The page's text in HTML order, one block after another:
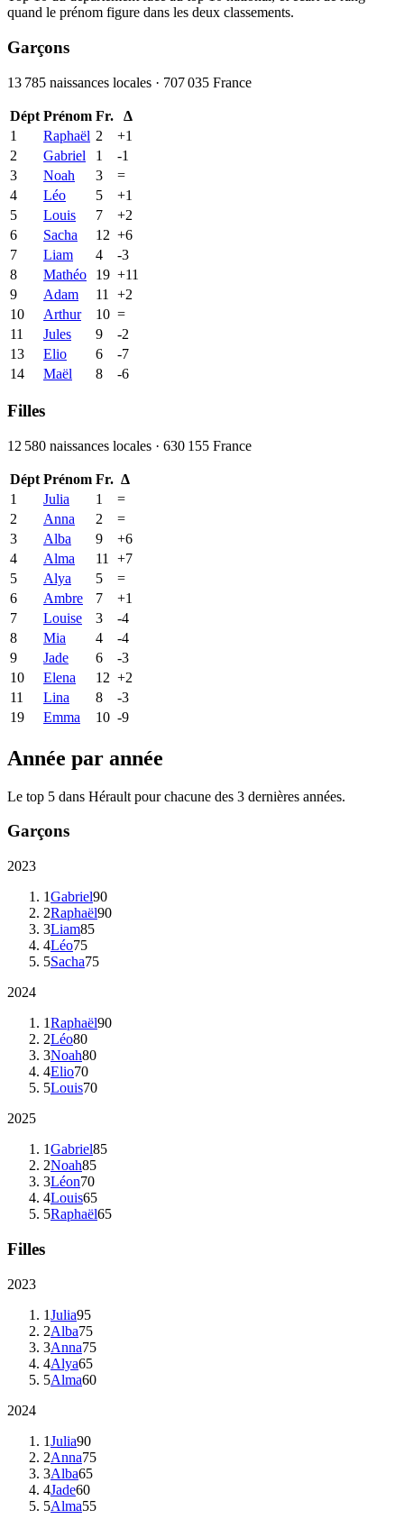
quand le prénom figure dans les deux classements.
Garçons
13 785 naissances locales · 707 035 France
Dépt Prénom Fr.
Δ
1
Raphaël 2 +1
2
Gabriel 1
-1
3
Noah 3
=
4
Léo 5 +1
5
Louis 7 +2
6
Sacha 12 +6
7
Liam 4
-3
8
Mathéo 19 +11
9
Adam 11 +2
10
Arthur 10 =
11
Jules 9
-2
13
Elio 6
-7
14
Maël 8 -6
Filles
12 580 naissances locales · 630 155 France
Dépt Prénom Fr. Δ
1
Julia 1
=
2
Anna 2
=
3
Alba 9 +6
4
Alma 11 +7
5
Alya 5
=
6
Ambre 7 +1
7
Louise 3
-4
8
Mia 4
-4
9
Jade 6
-3
10
Elena 12 +2
11
Lina 8
-3
19
Emma 10 -9
Année par année
Le top 5 dans Hérault pour chacune des 3 dernières années.
Garçons
2023
1Gabriel90
2Raphaël90
3Liam85
4Léo75
5Sacha75
2024
1Raphaël90
2Léo80
3Noah80
4Elio70
5Louis70
2025
1Gabriel85
2Noah85
3Léon70
4Louis65
5Raphaël65
Filles
2023
1Julia95
2Alba75
3Anna75
4Alya65
5Alma60
2024
1Julia90
2Anna75
3Alba65
4Jade60
5Alma55